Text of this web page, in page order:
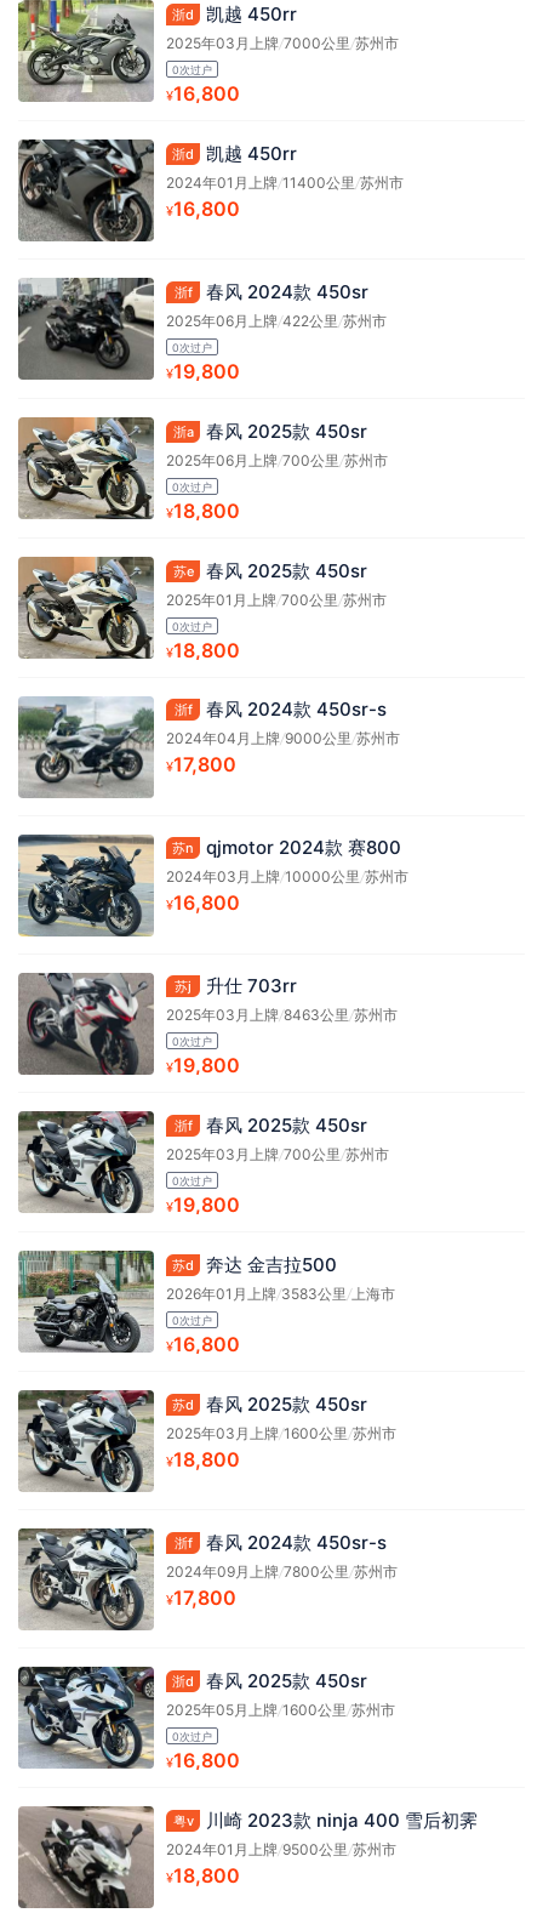
浙d 凯越 450rr
2025年03月上牌/7000公里 /苏州市
0次过户
¥16,800
浙d 凯越 450rr
2024年01月上牌/11400公里 /苏州市
¥16,800
浙f 春风 2024款 450sr
2025年06月上牌/422公里 /苏州市
0次过户
¥19,800
浙a 春风 2025款 450sr
2025年06月上牌/700公里 /苏州市
0次过户
¥18,800
苏e 春风 2025款 450sr
2025年01月上牌/700公里 /苏州市
0次过户
¥18,800
浙f 春风 2024款 450sr-s
2024年04月上牌/9000公里/苏州市
¥17,800
苏n qjmotor 2024款 赛800
2024年03月上牌/10000公里/苏州市
¥16,800
苏j 升仕 703rr
2025年03月上牌/8463公里/苏州市
0次过户
¥19,800
浙f 春风 2025款 450sr
2025年03月上牌/700公里/苏州市
0次过户
¥19,800
苏d 奔达 金吉拉500
2026年01月上牌/3583公里/上海市
0次过户
¥16,800
苏d 春风 2025款 450sr
2025年03月上牌/1600公里/苏州市
¥18,800
浙f 春风 2024款 450sr-s
2024年09月上牌/7800公里/苏州市
¥17,800
浙d 春风 2025款 450sr
2025年05月上牌/1600公里/苏州市
0次过户
¥16,800
粤v 川崎 2023款 ninja 400 雪后初霁
2024年01月上牌/9500公里/苏州市
¥18,800